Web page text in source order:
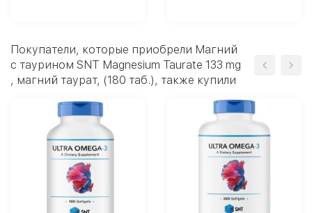
Покупатели, которые приобрели Магний
c таурином SNT Magnesium Taurate 133 mg
, магний таурат, (180 таб.), также купили